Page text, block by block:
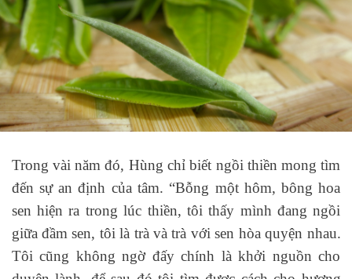
Trong vài năm đó, Hùng chỉ biết ngồi thiền mong tìm
đến sự an định của tâm. “Bỗng một hôm, bông hoa
sen hiện ra trong lúc thiền, tôi thấy mình đang ngồi
giữa đầm sen, tôi là trà và trà với sen hòa quyện nhau.
Tôi cũng không ngờ đấy chính là khởi nguồn cho